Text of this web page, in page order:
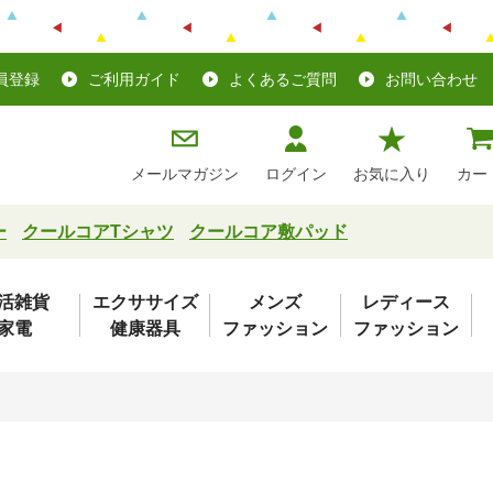
登録 ご利用ガイド よくあるご質問 お問い合わせ
メールマガジン ログイン お気に入り カー
クールコアTシャツ クールコア敷パッド
雑貨
電
エクササイズ
健康器具
メンズ
ファッション
レディース
ファッション